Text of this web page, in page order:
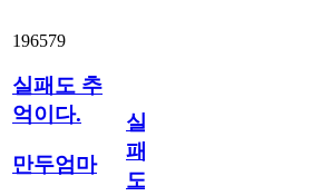
196579
실패도 추
억이다.
만두엄마
실
패
도